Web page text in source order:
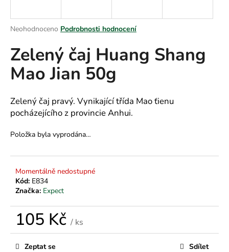
Průměrné
produktu
je
0,0
z
hvězdiček.
Neohodnoceno Podrobnosti hodnocení
Zelený čaj Huang Shang
Mao Jian 50g
Zelený čaj pravý. Vynikající třída Mao ťienu
pocházejícího z provincie Anhui.
Položka byla vyprodána…
Momentálně nedostupné
Kód: E834
Značka: Expect
105 Kč / ks
Měrná
cena:Zeptat se Sdílet
j
t
?
HLEDAT
o
p
o
r
č
u